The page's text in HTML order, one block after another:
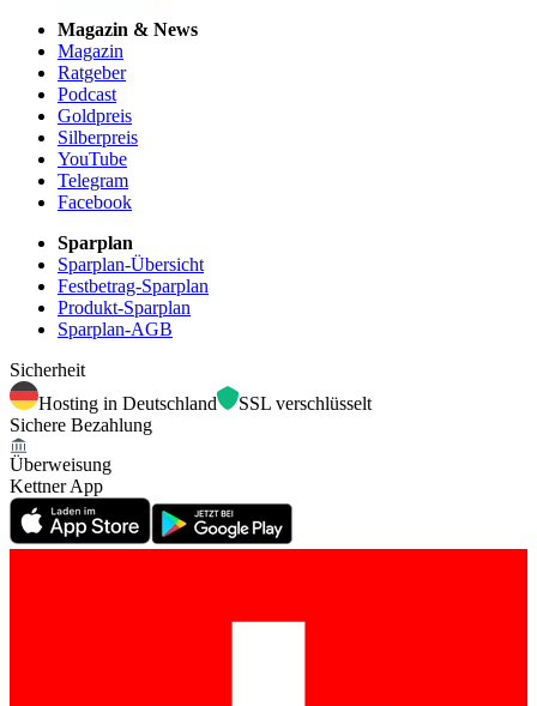
Magazin & News
Magazin
Ratgeber
Podcast
Goldpreis
Silberpreis
YouTube
Telegram
Facebook
Sparplan
Sparplan-Übersicht
Festbetrag-Sparplan
Produkt-Sparplan
Sparplan-AGB
Sicherheit
Hosting in Deutschland
SSL verschlüsselt
Sichere Bezahlung
Überweisung
Kettner App